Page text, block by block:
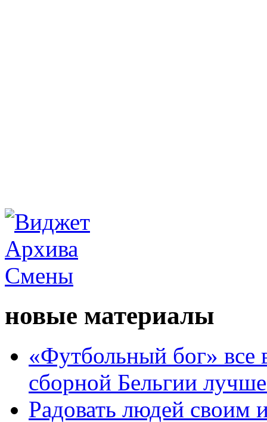
новые материалы
«Футбольный бог» все
сборной Бельгии
Радовать людей своим